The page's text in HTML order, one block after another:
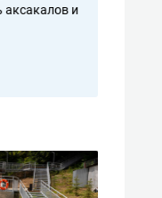
аксакалов и